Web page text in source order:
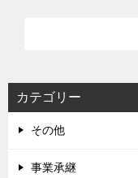
カテゴリー
その他
事業承継